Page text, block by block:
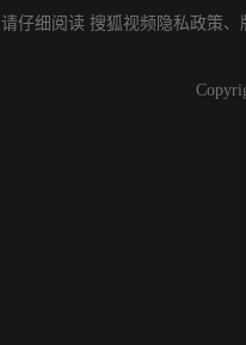
请仔细阅读 搜狐视频隐私政策、